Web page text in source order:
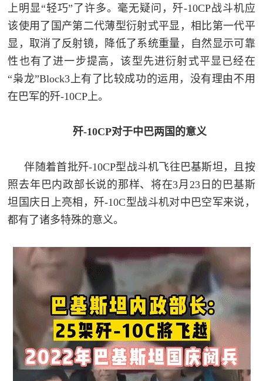
上明显“轻巧”了许多。毫无疑问，歼-10CP战斗机应
该使用了国产第二代薄型衍射式平显，相比第一代平
显，取消了反射镜，降低了系统重量，自然显示可靠
性也有了进一步提高，该型先进衍射式平显已经在
“枭龙”Block3上有了比较成功的运用，没有理由不用
在巴军的歼-10CP上。
歼-10CP对于中巴两国的意义
伴随着首批歼-10CP型战斗机飞往巴基斯坦，且按
照去年巴内政部长说的那样、将在3月23日的巴基斯
坦国庆日上亮相，歼-10C型战斗机对中巴空军来说，
都有了诸多特殊的意义。